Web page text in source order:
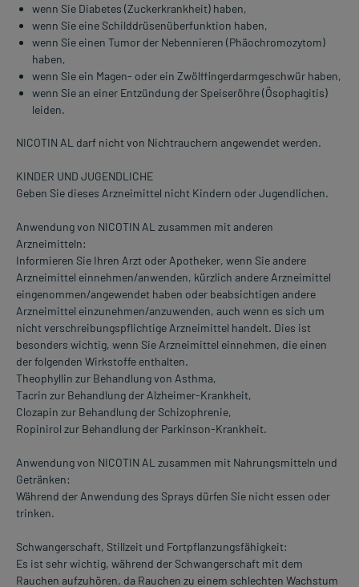
wenn Sie Diabetes (Zuckerkrankheit) haben,
wenn Sie eine Schilddrüsenüberfunktion haben,
wenn Sie einen Tumor der Nebennieren (Phäochromozytom)
haben,
wenn Sie ein Magen- oder ein Zwölffingerdarmgeschwür haben,
wenn Sie an einer Entzündung der Speiseröhre (Ösophagitis)
leiden.
NICOTIN AL darf nicht von Nichtrauchern angewendet werden.
KINDER UND JUGENDLICHE
Geben Sie dieses Arzneimittel nicht Kindern oder Jugendlichen.
Anwendung von NICOTIN AL zusammen mit anderen
Arzneimitteln:
Informieren Sie Ihren Arzt oder Apotheker, wenn Sie andere
Arzneimittel einnehmen/anwenden, kürzlich andere Arzneimittel
eingenommen/angewendet haben oder beabsichtigen andere
Arzneimittel einzunehmen/anzuwenden, auch wenn es sich um
nicht verschreibungspflichtige Arzneimittel handelt. Dies ist
besonders wichtig, wenn Sie Arzneimittel einnehmen, die einen
der folgenden Wirkstoffe enthalten.
Theophyllin zur Behandlung von Asthma,
Tacrin zur Behandlung der Alzheimer-Krankheit,
Clozapin zur Behandlung der Schizophrenie,
Ropinirol zur Behandlung der Parkinson-Krankheit.
Anwendung von NICOTIN AL zusammen mit Nahrungsmitteln und
Getränken:
Während der Anwendung des Sprays dürfen Sie nicht essen oder
trinken.
Schwangerschaft, Stillzeit und Fortpflanzungsfähigkeit:
Es ist sehr wichtig, während der Schwangerschaft mit dem
Rauchen aufzuhören, da Rauchen zu einem schlechten Wachstum